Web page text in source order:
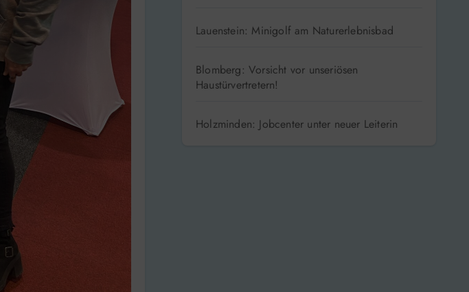
Lauenstein: Minigolf am Naturerlebnisbad
Blomberg: Vorsicht vor unseriösen
Haustürvertretern!
Holzminden: Jobcenter unter neuer Leiterin